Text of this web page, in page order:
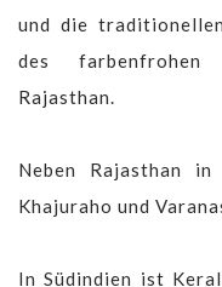
und die
des farbenfrohen
Rajasthan.
Neben Rajasthan in
Khajuraho und
In Südindien ist